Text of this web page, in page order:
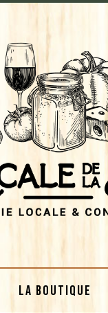
LA BOUTIQUE